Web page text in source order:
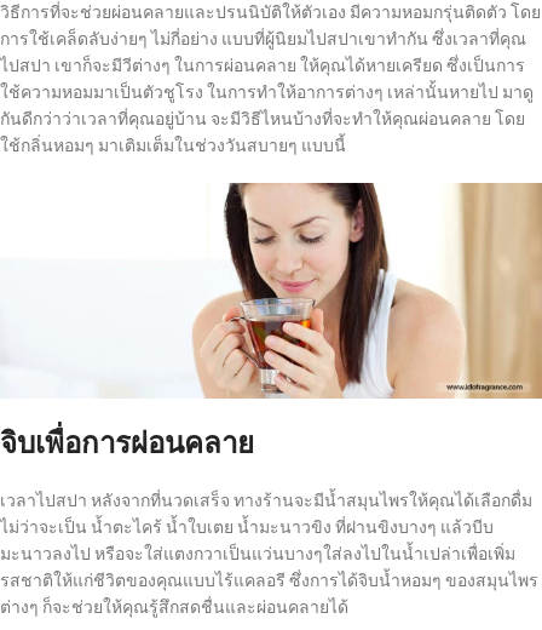
วิธีการที่จะช่วยผ่อนคลายและปรนนิบัติให้ตัวเอง มีความหอมกรุ่นติดตัว โดย
การใช้เคล็ดลับง่ายๆ ไม่กี่อย่าง แบบที่ผู้นิยมไปสปาเขาทำกัน ซึ่งเวลาที่คุณ
ไปสปา เขาก็จะมีวีต่างๆ ในการผ่อนคลาย ให้คุณได้หายเครียด ซึ่งเป็นการ
ใช้ความหอมมาเป็นตัวชูโรง ในการทำให้อาการต่างๆ เหล่านั้นหายไป มาดู
กันดีกว่าว่าเวลาที่คุณอยู่บ้าน จะมีวิธีไหนบ้างที่จะทำให้คุณผ่อนคลาย โดย
ใช้กลิ่นหอมๆ มาเติมเต็มในช่วงวันสบายๆ แบบนี้
จิบเพื่อการผ่อนคลาย
เวลาไปสปา หลังจากที่นวดเสร็จ ทางร้านจะมีน้ำสมุนไพรให้คุณได้เลือกดื่ม
ไม่ว่าจะเป็น น้ำตะไคร้ น้ำใบเตย น้ำมะนาวขิง ที่ฝานขิงบางๆ แล้วบีบ
มะนาวลงไป หรือจะใส่แตงกวาเป็นแว่นบางๆใส่ลงไปในน้ำเปล่าเพื่อเพิ่ม
รสชาติให้แก่ชีวิตของคุณแบบไร้แคลอรี ซึ่งการได้จิบน้ำหอมๆ ของสมุนไพร
ต่างๆ ก็จะช่วยให้คุณรู้สึกสดชื่นและผ่อนคลายได้